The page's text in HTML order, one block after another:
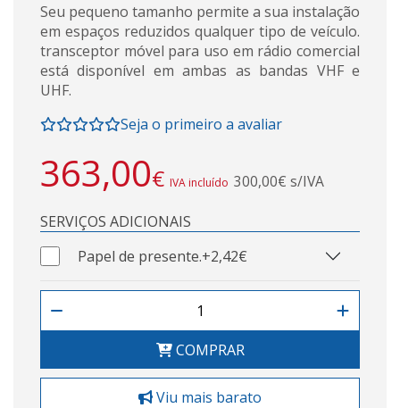
Seu pequeno tamanho permite a sua instalação
em espaços reduzidos qualquer tipo de veículo.
transceptor móvel para uso em rádio comercial
está disponível em ambas as bandas VHF e
UHF.
Seja o primeiro a avaliar
363,00€ IVA incluído 300,00€ s/IVA
SERVIÇOS ADICIONAIS
Papel de presente.+2,42€
COMPRAR
Viu mais barato